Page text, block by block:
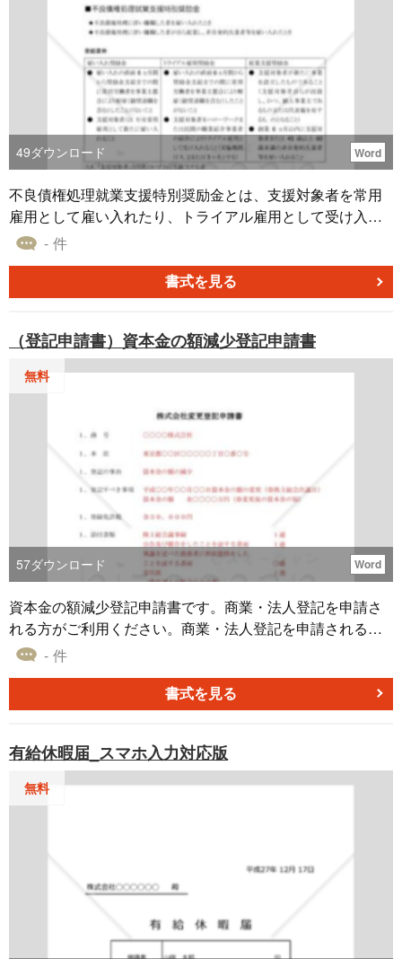
49ダウンロード Word
不良債権処理就業支援特別奨励金とは、支援対象者を常用
雇用として雇い入れたり、トライアル雇用として受け入れ
た場合に支給される奨励金について解説した書類
- 件
書式を見る
（登記申請書）資本金の額減少登記申請書
無料
57ダウンロード Word
資本金の額減少登記申請書です。商業・法人登記を申請さ
れる方がご利用ください。商業・法人登記を申請される方
がご利用ください。
- 件
書式を見る
有給休暇届_スマホ入力対応版
無料